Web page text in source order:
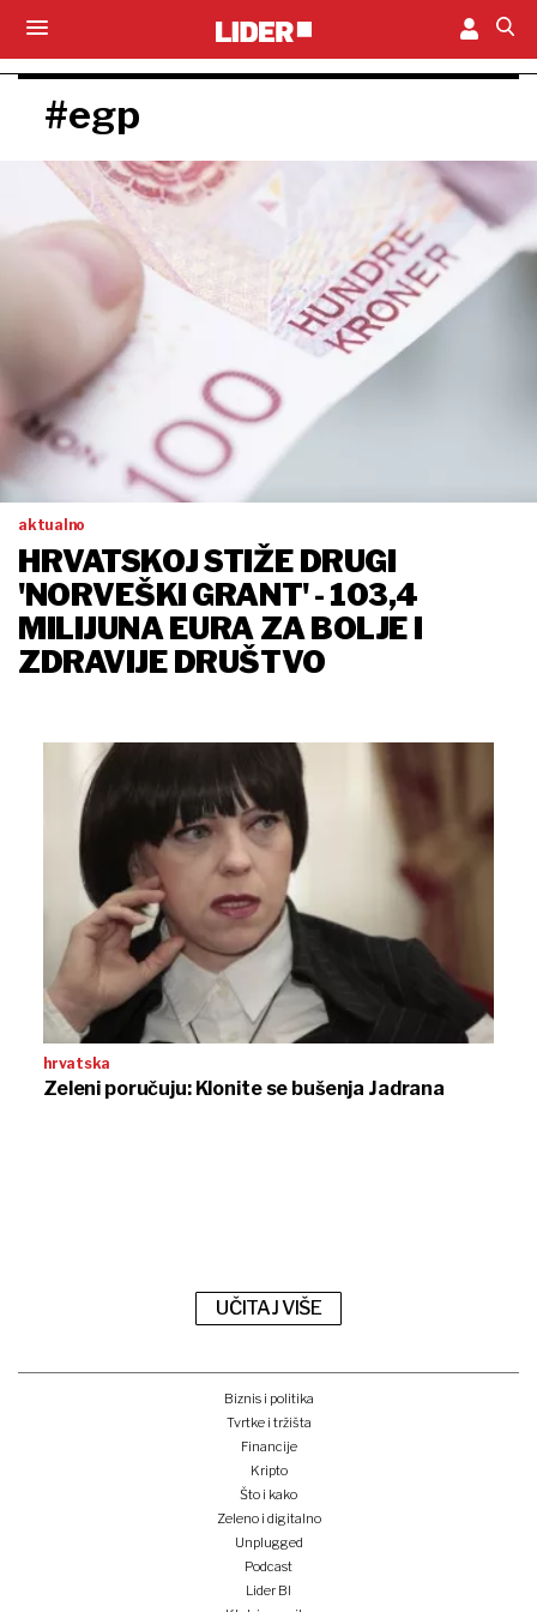
#egp
aktualno
HRVATSKOJ STIŽE DRUGI
'NORVEŠKI GRANT' - 103,4
MILIJUNA EURA ZA BOLJE I
ZDRAVIJE DRUŠTVO
hrvatska
Zeleni poručuju: Klonite se bušenja Jadrana
UČITAJ VIŠE
Biznis i politika
Tvrtke i tržišta
Financije
Kripto
Što i kako
Zeleno i digitalno
Unplugged
Podcast
Lider BI